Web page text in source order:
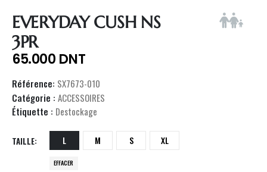
EVERYDAY CUSH NS
3PR
65.000 DNT
Référence: SX7673-010
Catégorie : ACCESSOIRES
Étiquette : Destockage
TAILLE L M S XL
EFFACER